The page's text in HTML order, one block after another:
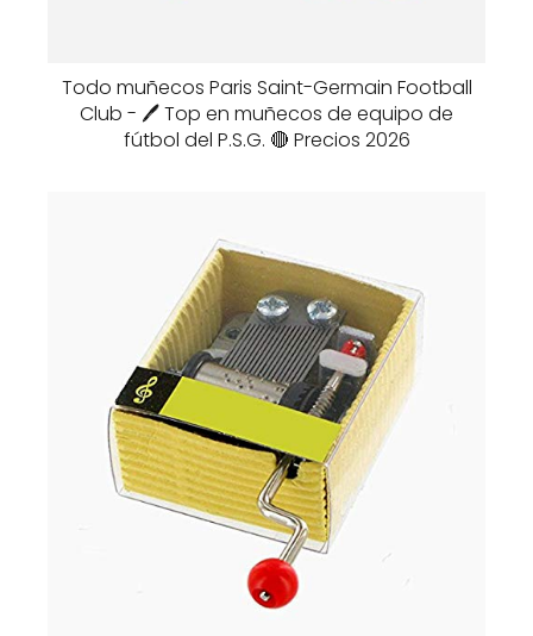
Todo muñecos Paris Saint-Germain Football
Club - 🖊️ Top en muñecos de equipo de
fútbol del P.S.G. 🔴 Precios 2026